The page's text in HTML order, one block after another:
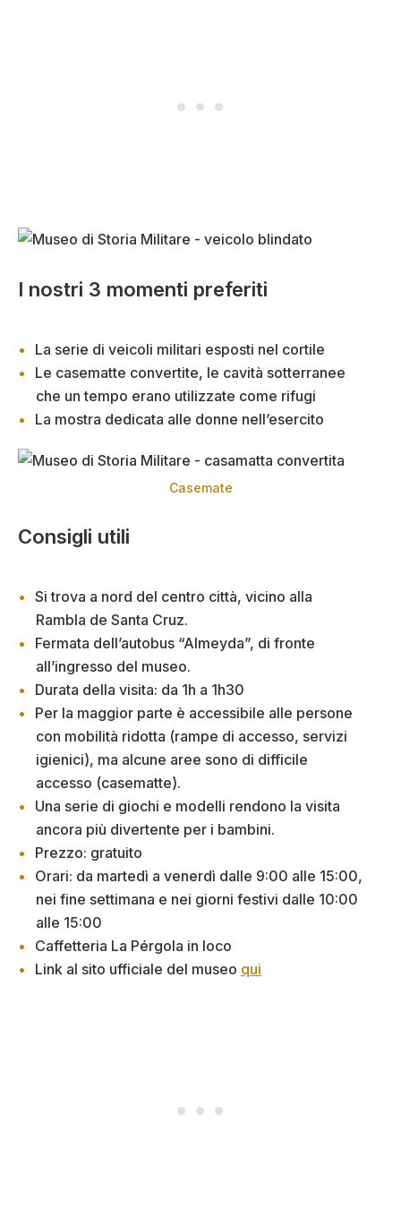
I nostri 3 momenti preferiti
La serie di veicoli militari esposti nel cortile
Le casematte convertite, le cavità sotterranee
che un tempo erano utilizzate come rifugi
La mostra dedicata alle donne nell’esercito
Casemate
Consigli utili
Si trova a nord del centro città, vicino alla
Rambla de Santa Cruz.
Fermata dell’autobus “Almeyda”, di fronte
all’ingresso del museo.
Durata della visita: da 1h a 1h30
Per la maggior parte è accessibile alle persone
con mobilità ridotta (rampe di accesso, servizi
igienici), ma alcune aree sono di difficile
accesso (casematte).
Una serie di giochi e modelli rendono la visita
ancora più divertente per i bambini.
Prezzo: gratuito
Orari: da martedì a venerdì dalle 9:00 alle 15:00,
nei fine settimana e nei giorni festivi dalle 10:00
alle 15:00
Caffetteria La Pérgola in loco
Link al sito ufficiale del museo qui